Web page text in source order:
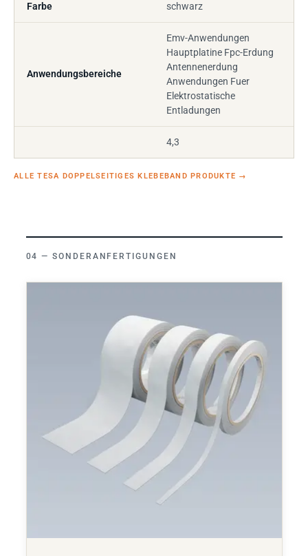
Farbe schwarz
Anwendungsbereiche
Emv-Anwendungen
Hauptplatine Fpc-Erdung
Antennenerdung
Anwendungen Fuer
Elektrostatische
Entladungen
4,3
ALLE TESA DOPPELSEITIGES KLEBEBAND PRODUKTE →
SONDERANFERTIGUNGEN